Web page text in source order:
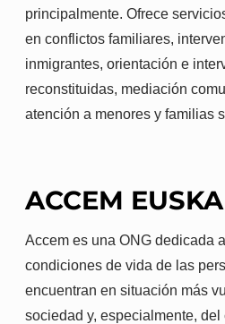
principalmente. Ofrece
en conflictos familiares,
inmigrantes, orientación e
reconstituidas, mediación
atención a menores y familias
ACCEM
Accem es una ONG dedicada
condiciones de vida de las
encuentran en situación más
sociedad y, especialmente,